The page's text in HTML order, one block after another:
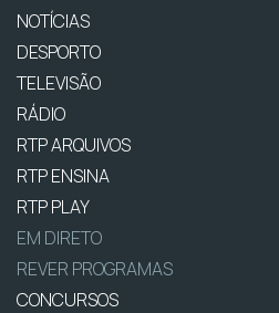
NOTÍCIAS
DESPORTO
TELEVISÃO
RÁDIO
RTP ARQUIVOS
RTP ENSINA
RTP PLAY
EM DIRETO
REVER PROGRAMAS
CONCURSOS